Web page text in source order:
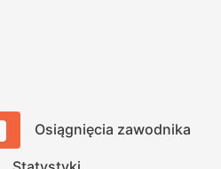
Osiągnięcia zawodnika